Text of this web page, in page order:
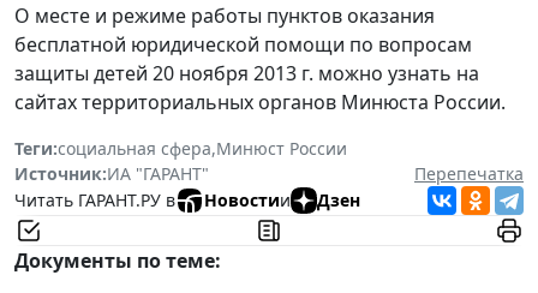
О месте и режиме работы пунктов оказания
бесплатной юридической помощи по вопросам
защиты детей 20 ноября 2013 г. можно узнать на
сайтах территориальных органов Минюста России.
Теги:социальная сфера,Минюст России
Источник:ИА "ГАРАНТ"
Перепечатка
Читать ГАРАНТ.РУ в
Новостии Дзен
Документы по теме: